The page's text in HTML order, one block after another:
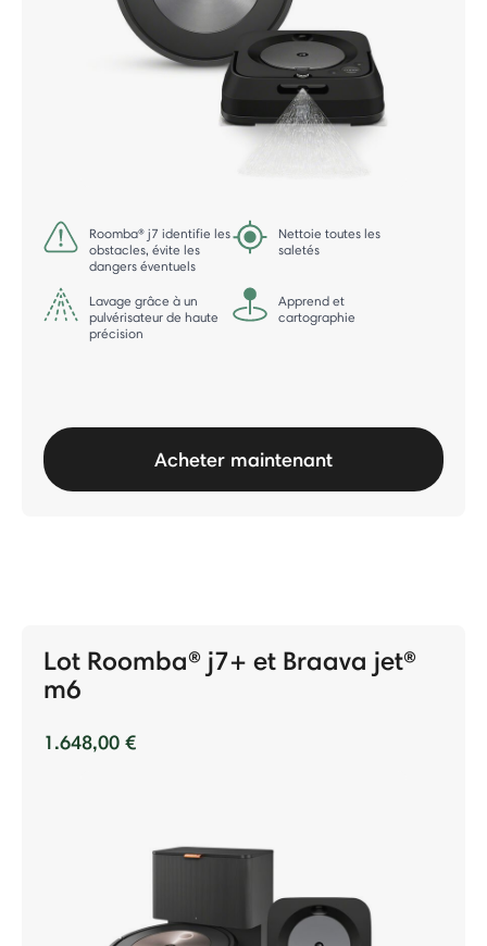
Roomba® j7 identifie les
obstacles, évite les
dangers éventuels
Nettoie toutes les
saletés
Lavage grâce à un
pulvérisateur de haute
précision
Apprend et
cartographie
Acheter maintenant
Lot Roomba® j7+ et Braava jet®
m6
1.648,00 €